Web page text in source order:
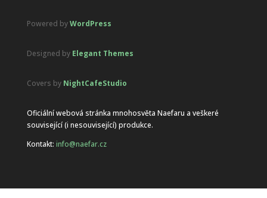
Powered byWordPress
Designed by Elegant Themes
Covers by NightCafeStudio
Oficiální webová stránka mnohosvěta Naefaru a veškeré
související (i nesouvisející) produkce.
Kontakt: info@naefar.cz